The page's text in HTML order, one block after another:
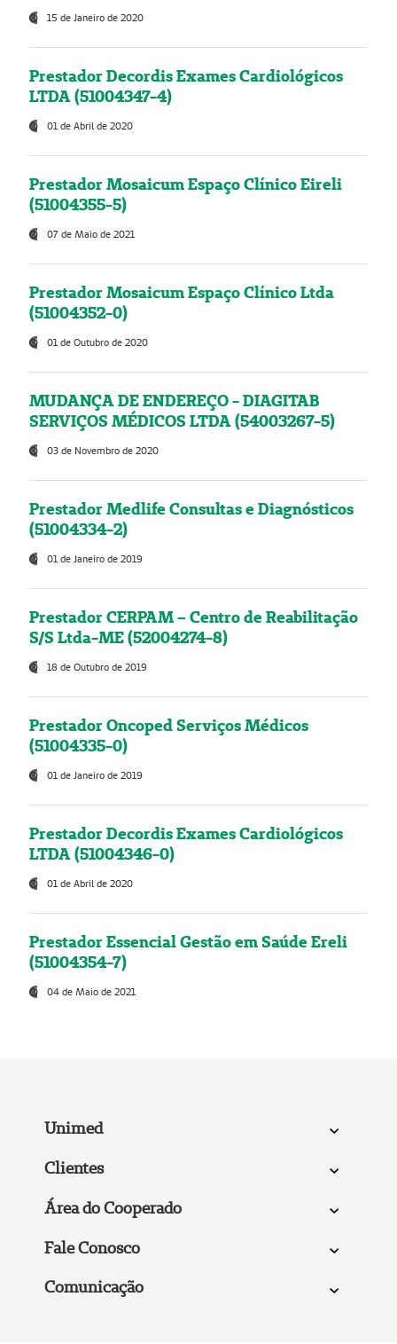
15 de Janeiro de 2020
Prestador Decordis Exames Cardiológicos
LTDA (51004347-4)
01 de Abril de 2020
Prestador Mosaicum Espaço Clínico Eireli
(51004355-5)
07 de Maio de 2021
Prestador Mosaicum Espaço Clínico Ltda
(51004352-0)
01 de Outubro de 2020
MUDANÇA DE ENDEREÇO - DIAGITAB
SERVIÇOS MÉDICOS LTDA (54003267-5)
03 de Novembro de 2020
Prestador Medlife Consultas e Diagnósticos
(51004334-2)
01 de Janeiro de 2019
Prestador CERPAM – Centro de Reabilitação
S/S Ltda-ME (52004274-8)
18 de Outubro de 2019
Prestador Oncoped Serviços Médicos
(51004335-0)
01 de Janeiro de 2019
Prestador Decordis Exames Cardiológicos
LTDA (51004346-0)
01 de Abril de 2020
Prestador Essencial Gestão em Saúde Ereli
(51004354-7)
04 de Maio de 2021
Unimed
Clientes
Área do Cooperado
Fale Conosco
Comunicação